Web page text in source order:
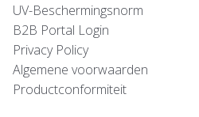
UV-Beschermingsnorm
B2B Portal Login
Privacy Policy
Algemene voorwaarden
Productconformiteit